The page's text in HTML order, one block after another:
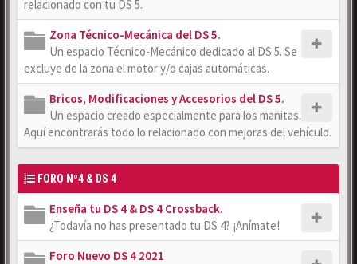
relacionado con tu DS 5.
Zona Técnico-Mecánica del DS 5.
Un espacio Técnico-Mecánico dedicado al DS 5. Se
excluye de la zona el motor y/o cajas automáticas.
Bricos, Modificaciones y Accesorios del DS 5.
Un espacio creado especialmente para los manitas.
Aquí encontrarás todo lo relacionado con mejoras del vehículo.
FORO Nº4 & DS 4
Enseña tu DS 4 & DS 4 Crossback.
¿Todavía no has presentado tu DS 4? ¡Anímate!
Foro Nuevo DS 4 2021